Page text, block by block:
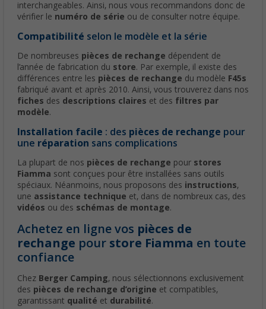
interchangeables. Ainsi, nous vous recommandons donc de
vérifier le numéro de série ou de consulter notre équipe.
Compatibilité selon le modèle et la série
De nombreuses pièces de rechange dépendent de
l’année de fabrication du store. Par exemple, il existe des
différences entre les pièces de rechange du modèle F45s
fabriqué avant et après 2010. Ainsi, vous trouverez dans nos
fiches des descriptions claires et des filtres par
modèle.
Installation facile : des pièces de rechange pour
une réparation sans complications
La plupart de nos pièces de rechange pour stores
Fiamma sont conçues pour être installées sans outils
spéciaux. Néanmoins, nous proposons des instructions,
une assistance technique et, dans de nombreux cas, des
vidéos ou des schémas de montage.
Achetez en ligne vos pièces de
rechange pour store Fiamma en toute
confiance
Chez Berger Camping, nous sélectionnons exclusivement
des pièces de rechange d’origine et compatibles,
garantissant qualité et durabilité.